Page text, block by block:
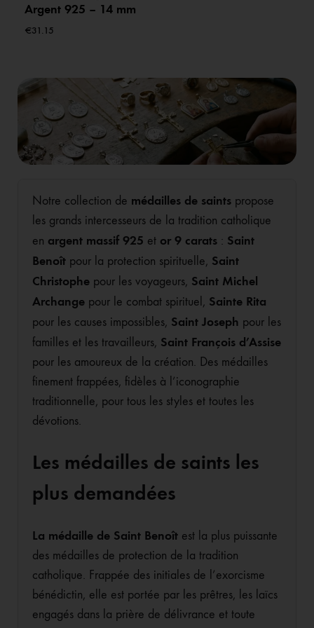
Argent 925 – 14 mm
€31.15
Notre collection de médailles de saints propose
les grands intercesseurs de la tradition catholique
en argent massif 925 et or 9 carats : Saint
Benoît pour la protection spirituelle, Saint
Christophe pour les voyageurs, Saint Michel
Archange pour le combat spirituel, Sainte Rita
pour les causes impossibles, Saint Joseph pour les
familles et les travailleurs, Saint François d’Assise
pour les amoureux de la création. Des médailles
finement frappées, fidèles à l’iconographie
traditionnelle, pour tous les styles et toutes les
dévotions.
Les médailles de saints les
plus demandées
La médaille de Saint Benoît est la plus puissante
des médailles de protection de la tradition
catholique. Frappée des initiales de l’exorcisme
bénédictin, elle est portée par les prêtres, les laïcs
engagés dans la prière de délivrance et toute